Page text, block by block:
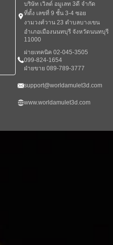
บริษัท เวิลด์ อมูเลท 3ดี จำกัด
ที่ตั้ง เลขที่ 9 ชั้น 3-4 ซอย
งามวงศ์วาน 23 ตำบลบางเขน
อำเภอเมืองนนทบุรี จังหวัดนนทบุรี
11000
ผ่ายเทคนิค 02-045-3505
099-824-1654
ฝ่ายขาย 089-789-3777
support@worldamulet3d.com
www.worldamulet3d.com